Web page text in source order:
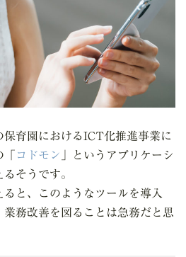
保育園におけるICT化推進事業に
コドモン
」というアプリケーシ
そうです。
と、このようなツールを導入
業務改善を図ることは急務だと思
バシーポリシー
キーについて